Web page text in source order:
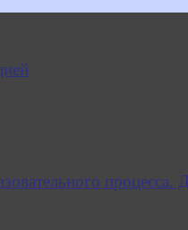
процесса.